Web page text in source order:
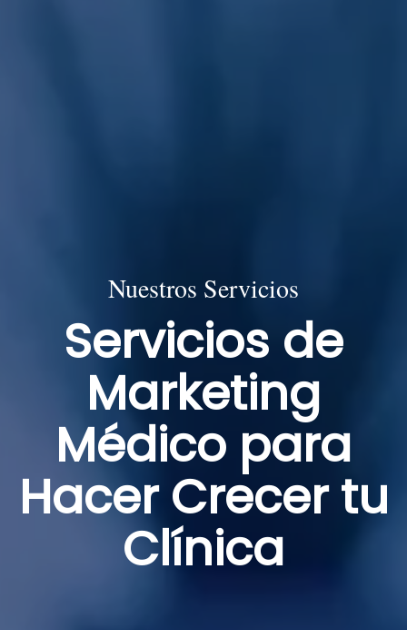
Nuestros Servicios
Servicios de
Marketing
Médico para
Hacer Crecer tu
Clínica